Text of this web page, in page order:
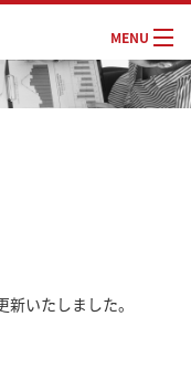
MENU
いたしました。